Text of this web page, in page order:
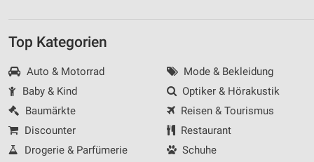
Top Kategorien
Auto & Motorrad
Baby & Kind
Baumärkte
Discounter
Drogerie & Parfümerie
Mode & Bekleidung
Optiker & Hörakustik
Reisen & Tourismus
Restaurant
Schuhe